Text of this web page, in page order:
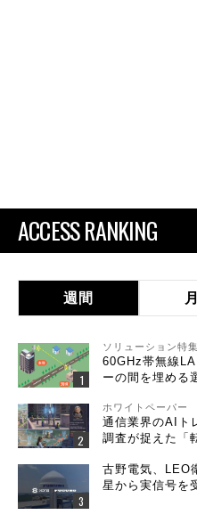
ACCESS RANKING
週間
ソリューション特集
60GHz帯無線
ーの間を埋める
ホワイトペーパー
通信業界のAI
調査が捉えた「
古野電気、LEO
星から実信号を